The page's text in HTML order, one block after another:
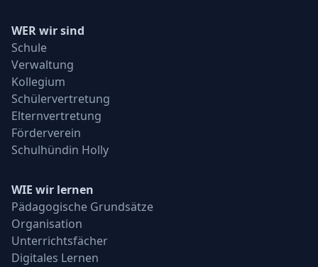
WER wir sind
Schule
Verwaltung
Kollegium
Schülervertretung
Elternvertretung
Förderverein
Schulhündin Holly
WIE wir lernen
Pädagogische Grundsätze
Organisation
Unterrichtsfächer
Digitales Lernen